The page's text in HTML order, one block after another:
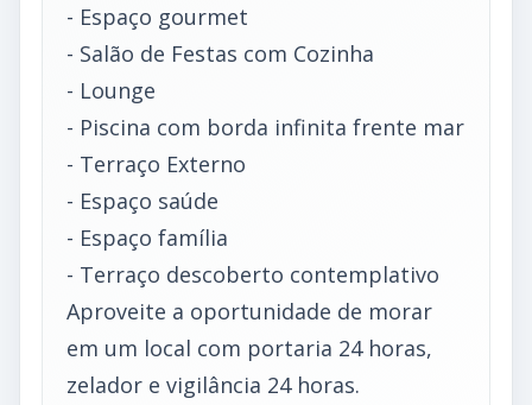
- Espaço gourmet
- Salão de Festas com Cozinha
- Lounge
- Piscina com borda infinita frente mar
- Terraço Externo
- Espaço saúde
- Espaço família
- Terraço descoberto contemplativo
Aproveite a oportunidade de morar
em um local com portaria 24 horas,
zelador e vigilância 24 horas.